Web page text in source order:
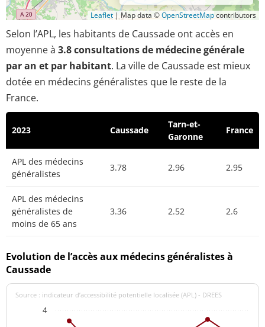
Leaflet | Map data ©OpenStreetMapcontributors
Selon l’APL, les habitants de Caussade ont accès en
moyenne à 3.8 consultations de médecine générale
par an et par habitant. La ville de Caussade est mieux
dotée en médecins généralistes que le reste de la
France.
2023 Caussade
Tarn-et-
Garonne
France
APL des médecins
généralistes
3.78 2.96 2.95
APL des médecins
généralistes de
moins de 65 ans
3.36 2.52 2.6
Evolution de l’accès aux médecins généralistes à
Caussade
Source : indicateur d’accessibilité potentielle localisée (APL) - DREES
4